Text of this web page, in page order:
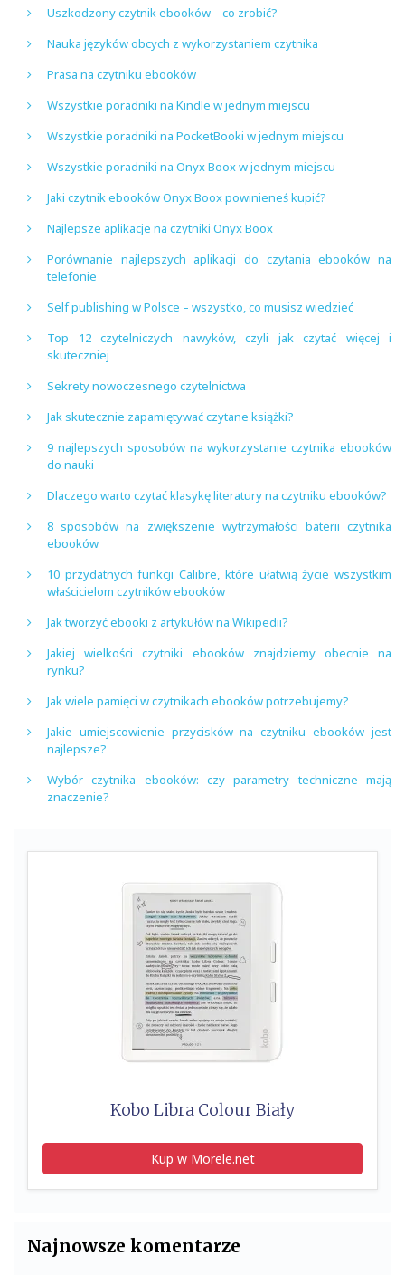
Uszkodzony czytnik ebooków – co zrobić?
Nauka języków obcych z wykorzystaniem czytnika
Prasa na czytniku ebooków
Wszystkie poradniki na Kindle w jednym miejscu
Wszystkie poradniki na PocketBooki w jednym miejscu
Wszystkie poradniki na Onyx Boox w jednym miejscu
Jaki czytnik ebooków Onyx Boox powinieneś kupić?
Najlepsze aplikacje na czytniki Onyx Boox
Porównanie najlepszych aplikacji do czytania ebooków na
telefonie
Self publishing w Polsce – wszystko, co musisz wiedzieć
Top 12 czytelniczych nawyków, czyli jak czytać więcej i
skuteczniej
Sekrety nowoczesnego czytelnictwa
Jak skutecznie zapamiętywać czytane książki?
9 najlepszych sposobów na wykorzystanie czytnika ebooków
do nauki
Dlaczego warto czytać klasykę literatury na czytniku ebooków?
8 sposobów na zwiększenie wytrzymałości baterii czytnika
ebooków
10 przydatnych funkcji Calibre, które ułatwią życie wszystkim
właścicielom czytników ebooków
Jak tworzyć ebooki z artykułów na Wikipedii?
Jakiej wielkości czytniki ebooków znajdziemy obecnie na
rynku?
Jak wiele pamięci w czytnikach ebooków potrzebujemy?
Jakie umiejscowienie przycisków na czytniku ebooków jest
najlepsze?
Wybór czytnika ebooków: czy parametry techniczne mają
znaczenie?
Kobo Libra Colour Biały
Kup w Morele.net
Najnowsze komentarze